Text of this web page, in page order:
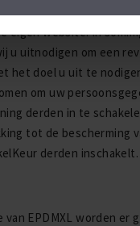
deelt deze
eigen website. In
u uitnodigen om een
het doel u uit te
om uw
derden in te
tot de bescherming
derden inschakelt.
EPDMXL worden